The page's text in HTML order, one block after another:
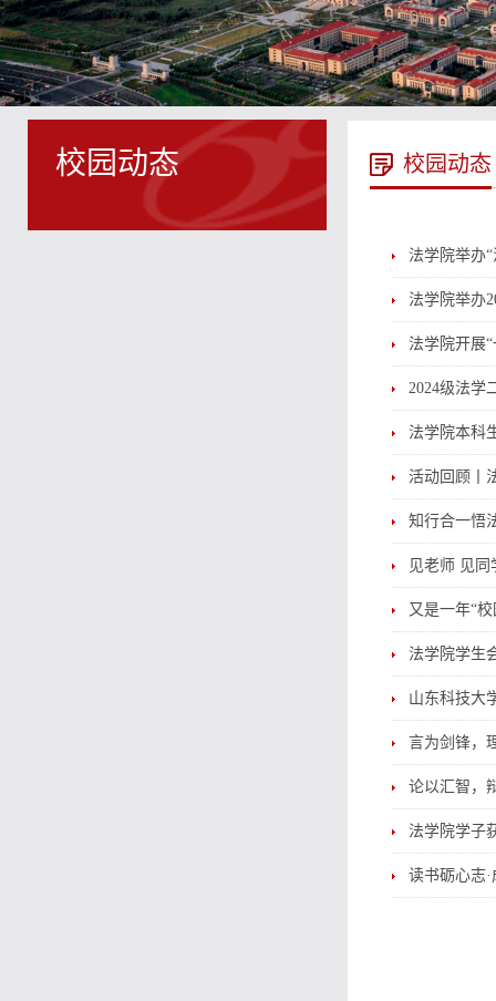
校园动态 校园动态
法学院举办
法学院举办
法学院开展
2024级法学
法学院本科
活动回顾丨
知行合一悟
见老师 见同
又是一年“校
法学院学生
山东科技大
言为剑锋，
论以汇智，
法学院学子
读书砺心志